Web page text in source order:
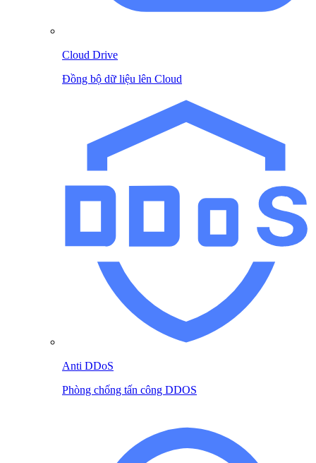
Cloud Drive
Đồng bộ dữ liệu lên Cloud
Anti DDoS
Phòng chống tấn công DDOS